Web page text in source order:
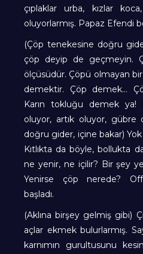
çıplaklar urba, kızlar
oluyorlarmış. Papaz Efendi
(Çöp tenekesine doğru
çöp deyip de geçmeyin.
ölçüsüdür. Çöpü olmayan
demektir. Çöp demek…
Karın tokluğu demek
oluyor, artık oluyor, gübre
doğru gider, içine bakar) Yok
Kıtlıkta da böyle, bollukta
ne yenir, ne içilir? Bir şey
Yenirse çöp nerede?
başladı.
(Aklına birşey gelmiş gibi)
açlar ekmek bulurlarmış.
karnımın gurultusunu